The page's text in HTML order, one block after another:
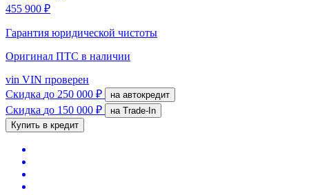
455 900 ₽
Гарантия юридической чистоты
Оригинал ПТС в наличии
vin VIN проверен
Скидка до 250 000 ₽ на автокредит
Скидка до 150 000 ₽
на Trade-In
Купить в кредит